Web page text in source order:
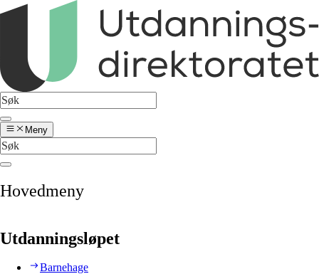
Meny
Hovedmeny
Utdanningsløpet
Barnehage